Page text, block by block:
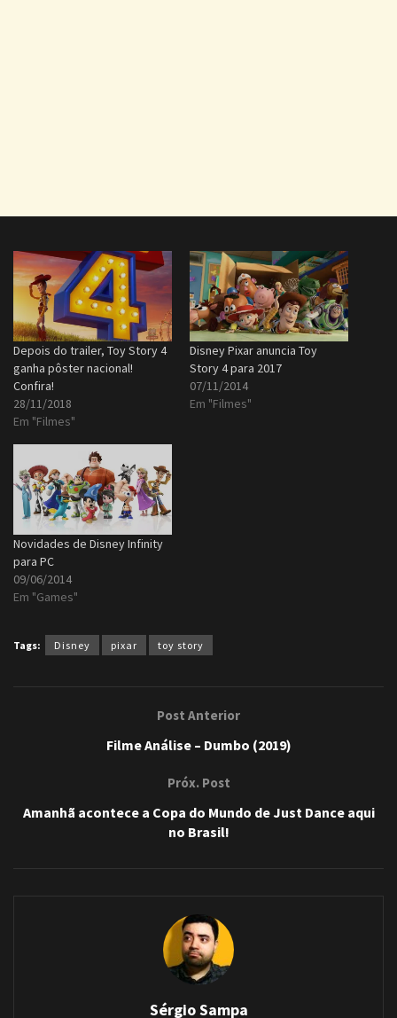
Depois do trailer, Toy Story 4
ganha pôster nacional!
Confira!
28/11/2018
Em "Filmes"
Disney Pixar anuncia Toy
Story 4 para 2017
07/11/2014
Em "Filmes"
Novidades de Disney Infinity
para PC
09/06/2014
Em "Games"
Tags: Disney pixar toy story
Post Anterior
Filme Análise – Dumbo (2019)
Próx. Post
Amanhã acontece a Copa do Mundo de Just Dance aqui
no Brasil!
Sérgio Sampa